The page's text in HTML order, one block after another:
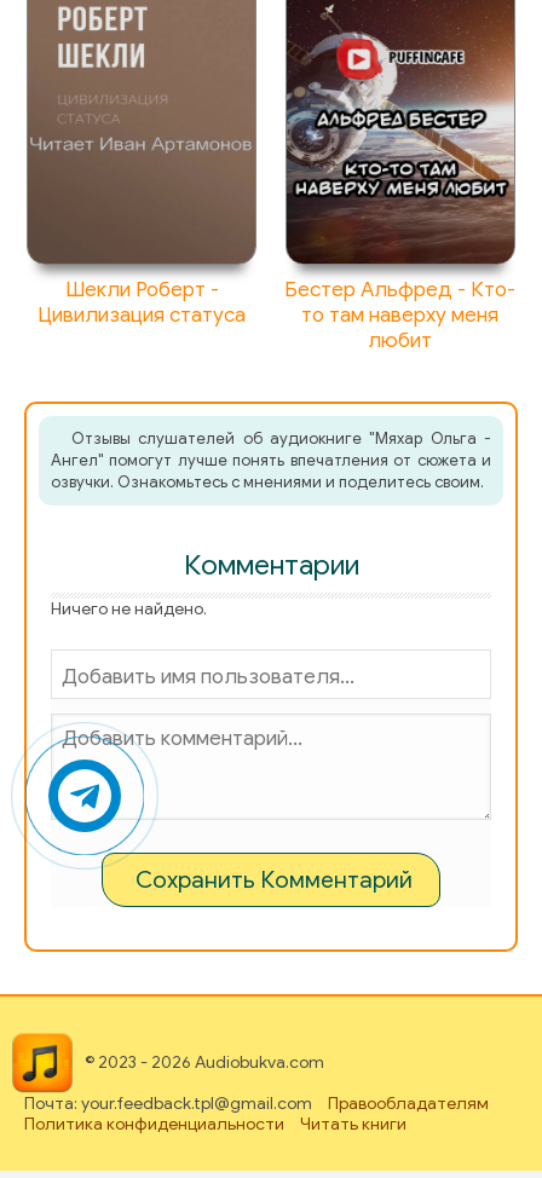
Шекли Роберт -
Цивилизация статуса
Бестер Альфред - Кто-
то там наверху меня
любит
Отзывы слушателей об аудиокниге "Мяхар Ольга -
Ангел" помогут лучше понять впечатления от сюжета и
озвучки. Ознакомьтесь с мнениями и поделитесь своим.
Комментарии
Ничего не найдено.
Сохранить Комментарий
© 2023 - 2026 Audiobukva.com
Почта: your.feedback.tpl@gmail.com
Правообладателям
Политика конфиденциальности
Читать книги